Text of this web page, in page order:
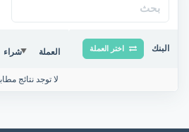
البنك اختر العملة العملة شراء
لا توجد نتائج